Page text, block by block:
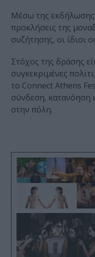
Μέσω της εκδήλωσης
προκλήσεις της
συζήτησης, οι ίδιοι
Στόχος της δράσης
συγκεκριμένες
το Connect Athens
σύνδεση, κατανόηση
στην πόλη.